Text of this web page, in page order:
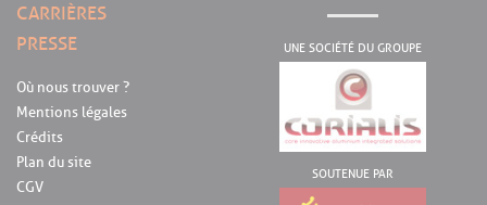
CARRIÈRES
PRESSE
Où nous trouver ?
Mentions légales
Crédits
Plan du site
CGV
UNE SOCIÉTÉ DU GROUPE
SOUTENUE PAR